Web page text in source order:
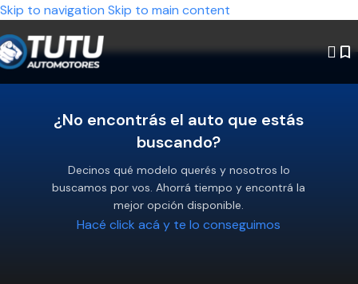
Skip to navigation Skip to main content
¿No encontrás el auto que estás
buscando?
Decinos qué modelo querés y nosotros lo
buscamos por vos. Ahorrá tiempo y encontrá la
mejor opción disponible.
Hacé click acá y te lo conseguimos